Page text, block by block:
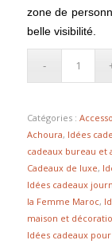
zone de
belle visibilité.
Catégories :
Achoura, Idées
cadeaux bureau et
Cadeaux de luxe,
Idées cadeaux
la Femme Maroc,
maison et
Idées cadeaux